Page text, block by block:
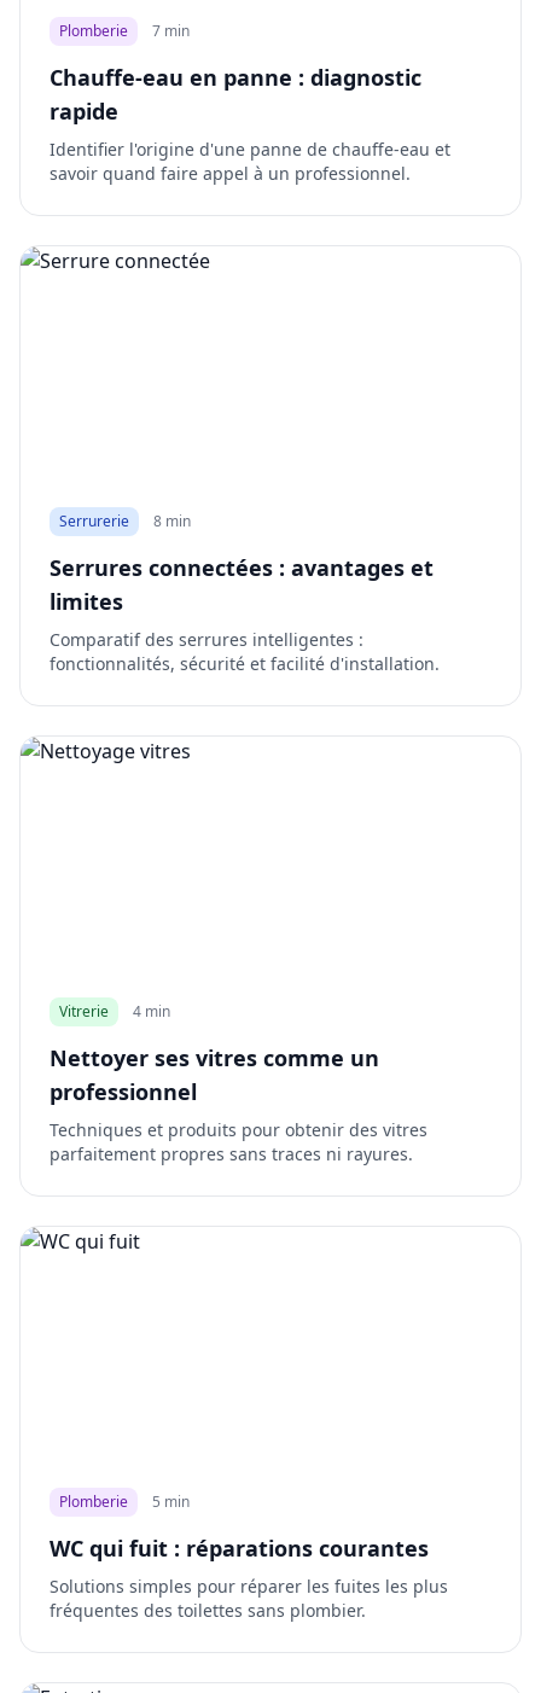
Plomberie 7 min
Chauffe-eau en panne : diagnostic
rapide
Identifier l'origine d'une panne de chauffe-eau et
savoir quand faire appel à un professionnel.
Serrurerie 8 min
Serrures connectées : avantages et
limites
Comparatif des serrures intelligentes :
fonctionnalités, sécurité et facilité d'installation.
Vitrerie 4 min
Nettoyer ses vitres comme un
professionnel
Techniques et produits pour obtenir des vitres
parfaitement propres sans traces ni rayures.
Plomberie 5 min
WC qui fuit : réparations courantes
Solutions simples pour réparer les fuites les plus
fréquentes des toilettes sans plombier.